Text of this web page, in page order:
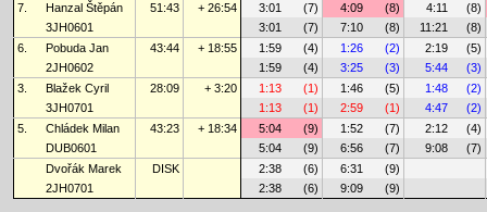
7.
Hanzal Štěpán 51:43 + 26:54 3:01 (7) 4:09 (8) 4:11
(8)
3JH0601
3:01 (7) 7:10 (8) 11:21
(8)
6.
Pobuda Jan 43:44 + 18:55 1:59 (4) 1:26 (2) 2:19
(5)
2JH0602
1:59 (4) 3:25 (3) 5:44
(3)
3.
Blažek Cyril 28:09 + 3:20 1:13 (1) 1:46 (5) 1:48
(2)
3JH0701
1:13 (1) 2:59 (1) 4:47
(2)
5.
Chládek Milan 43:23 + 18:34 5:04 (9) 1:52 (7) 2:12
(4)
DUB0601
5:04 (9) 6:56 (7) 9:08
(7)
Dvořák Marek
DISK 2:38 (6) 6:31
(9)
2JH0701
2:38 (6) 9:09 (9)